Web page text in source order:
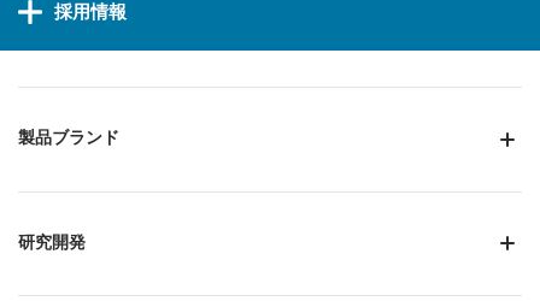
採用情報
製品ブランド
研究開発